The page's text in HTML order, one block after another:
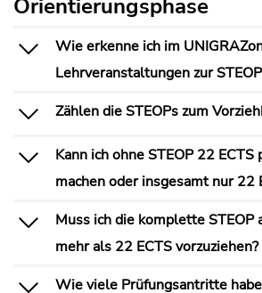
Orientierungsphase
Wie erkenne ich im
Lehrveranstaltungen zur
Zählen die STEOPs zum
Kann ich ohne STEOP 22
machen oder insgesamt nur 22
Muss ich die komplette STEOP
mehr als 22 ECTS vorzuziehen?
Wie viele Prüfungsantritte